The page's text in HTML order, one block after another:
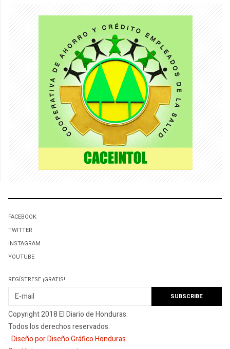
FACEBOOK
TWITTER
INSTAGRAM
YOUTUBE
REGÍSTRESE ¡GRATIS!
Copyright 2018 El Diario de Honduras.
Todos los derechos reservados.
.Diseño por Diseño Gráfico Honduras.